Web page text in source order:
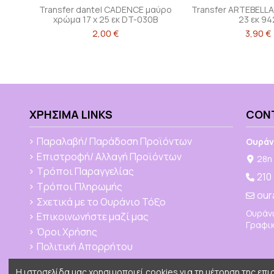
Transfer dantel CADENCE μαύρο
χρώμα 17 x 25 εκ DT-030B
2,00 €
Transfer
23 εκ
3,90 €
ΧΡΉΣΙΜΑ LINKS
Παραλαβή/ Παράδοση Προϊόντων
Επιστροφή/ Αλλαγή Προϊόντων
Τρόποι Παραγγελίας
Τρόποι Πληρωμής
Σχετικά με το Ουράνιο Τόξο
Επικοινωνήστε μαζί μας
Όροι Χρήσης
Πολιτική Απορρήτου
28η